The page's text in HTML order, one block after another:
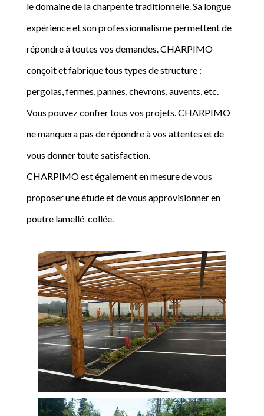
le domaine de la charpente traditionnelle. Sa longue
expérience et son professionnalisme permettent de
répondre à toutes vos demandes. CHARPIMO
conçoit et fabrique tous types de structure :
pergolas, fermes, pannes, chevrons, auvents, etc.
Vous pouvez confier tous vos projets. CHARPIMO
ne manquera pas de répondre à vos attentes et de
vous donner toute satisfaction.
CHARPIMO est également en mesure de vous
proposer une étude et de vous approvisionner en
poutre lamellé-collée.